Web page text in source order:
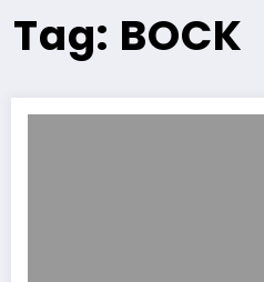
Tag: BOCK